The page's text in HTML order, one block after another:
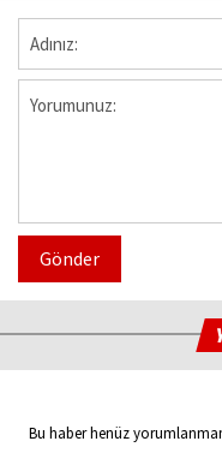
Gönder
Bu haber henüz